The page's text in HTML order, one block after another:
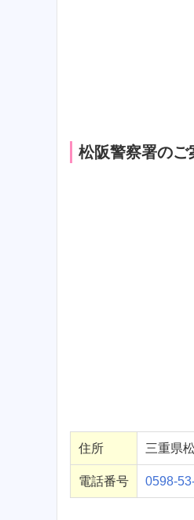
松阪警察署のご
住所 三重県
電話番号 0598-